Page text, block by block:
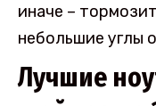
иначе –
небольшие углы
Лучшие